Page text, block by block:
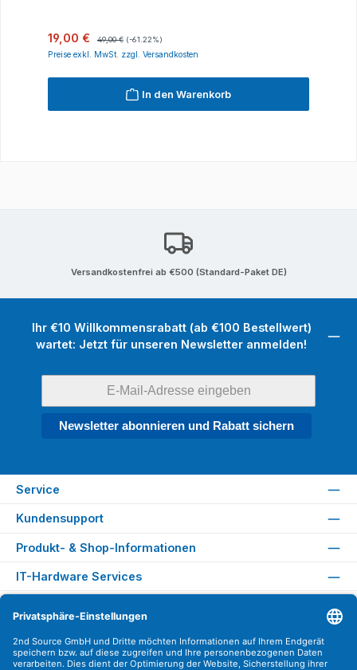
Verkaufspreis:
19,00 € Regulärer Preis:
49,00 € (-61.22%)
Preise exkl. MwSt. zzgl. Versandkosten
In den Warenkorb
Versandkostenfrei ab €500 (Standard-Paket DE)
Ihr €10 Willkommensrabatt (ab €100 Bestellwert)
wartet: Jetzt für unseren Newsletter anmelden!
Newsletter abonnieren und Rabatt sichern
Service
Kundensupport
Produkt- & Shop-Informationen
IT-Hardware Services
Versandarten
Zahlungsarten